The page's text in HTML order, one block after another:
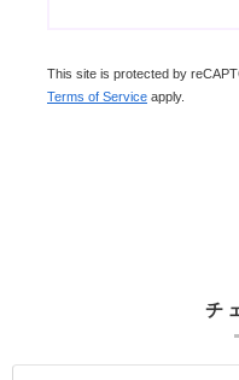
This site is protected by
Terms of Service apply.
チ